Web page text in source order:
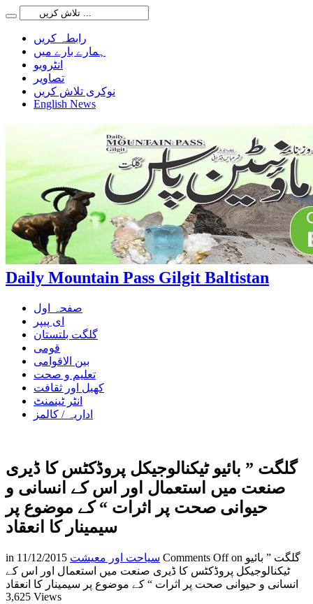
رابطہ کریں
ہمارے بارے میں
انٹرویو
تصاویر
نوکری تلاش کریں
English News
Daily Mountain Pass Gilgit Baltistan
صفحہ اول
ای پیپر
گلگت بلتستان
قومی
بین الاقوامی
تعلیم و صحت
کھیل اور ثقافت
انٹر ٹینمنٹ
اداریہ / کالمز
گلگت ” بائیو ٹیکنالوجیکل پروڈکٹس کا ڈیری
صنعت میں استعمال اور اس کے انسانی و
حیوانی صحت پر اثرات “ کے موضوع پر
سیمینار کا انعقاد
in سیاحت اور معیشت 11/12/2015 Comments Offon گلگت ” بائیو
ٹیکنالوجیکل پروڈکٹس کا ڈیری صنعت میں استعمال اور اس کے
انسانی و حیوانی صحت پر اثرات “ کے موضوع پر سیمینار کا انعقاد
3,625 Views